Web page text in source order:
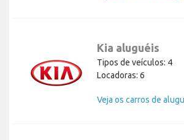
Kia aluguéis
Tipos de veículos: 4
Locadoras: 6
Veja os carros de